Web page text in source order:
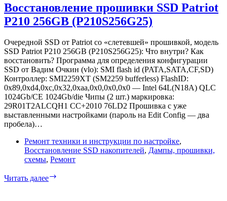
ноутбука
DDR3
в
низковольтную
DDR3L
?
Восстановление прошивки SSD Patriot
P210 256GB (P210S256G25)
Очередной SSD от Patriot со «слетевшей» прошивкой, модель
SSD Patriot P210 256GB (P210S256G25): Что внутри? Как
восстановить? Программа для определения конфигурации
SSD от Вадим Очкин (vlo): SMI flash id (PATA,SATA,CF,SD)
Контроллер: SMI2259XT (SM2259 bufferless) FlashID:
0x89,0xd4,0xc,0x32,0xaa,0x0,0x0,0x0 — Intel 64L(N18A) QLC
1024Gb/CE 1024Gb/die Чипы (2 шт.) маркировка:
29R01T2ALCQH1 CC+2010 76LD2 Прошивка с уже
выставленными настройками (пароль на Edit Config — два
пробела)…
Ремонт техники и инструкции по настройке,
Восстановление SSD накопителей, Дампы, прошивки,
схемы, Ремонт
Читать далее